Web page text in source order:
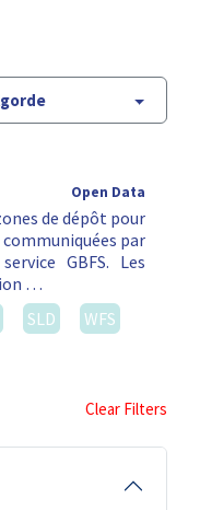
Open Data
de dépôt pour
par
GBFS. Les
…
SLD
WFS
Clear Filters